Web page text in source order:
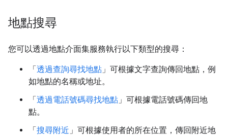
地點搜尋
您可以透過地點介面集服務執行以下類型的搜尋：
「透過查詢尋找地點 」可根據文字查詢傳回地點，例
如地點的名稱或地址。
「透過電話號碼尋找地點 」可根據電話號碼傳回地
點。
「搜尋附近 」可根據使用者的所在位置，傳回附近地